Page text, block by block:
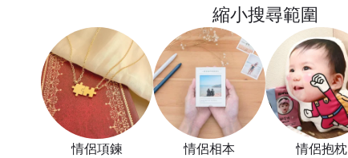
縮小搜尋範圍
情侶項鍊 情侶相本 情侶抱枕